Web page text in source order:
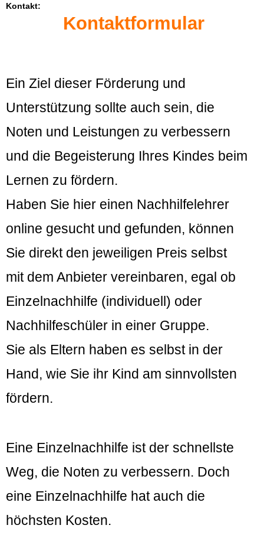
Kontakt:
Kontaktformular
Ein Ziel dieser Förderung und
Unterstützung sollte auch sein, die
Noten und Leistungen zu verbessern
und die Begeisterung Ihres Kindes beim
Lernen zu fördern.
Haben Sie hier einen Nachhilfelehrer
online gesucht und gefunden, können
Sie direkt den jeweiligen Preis selbst
mit dem Anbieter vereinbaren, egal ob
Einzelnachhilfe (individuell) oder
Nachhilfeschüler in einer Gruppe.
Sie als Eltern haben es selbst in der
Hand, wie Sie ihr Kind am sinnvollsten
fördern.
Eine Einzelnachhilfe ist der schnellste
Weg, die Noten zu verbessern. Doch
eine Einzelnachhilfe hat auch die
höchsten Kosten.